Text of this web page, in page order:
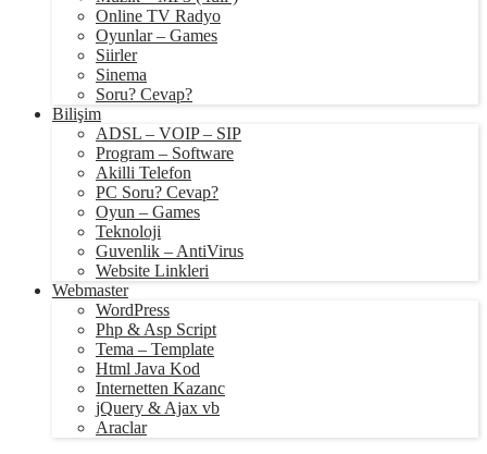
Online TV Radyo
Oyunlar – Games
Siirler
Sinema
Soru? Cevap?
Bilişim
ADSL – VOIP – SIP
Program – Software
Akilli Telefon
PC Soru? Cevap?
Oyun – Games
Teknoloji
Guvenlik – AntiVirus
Website Linkleri
Webmaster
WordPress
Php & Asp Script
Tema – Template
Html Java Kod
Internetten Kazanc
jQuery & Ajax vb
Araclar